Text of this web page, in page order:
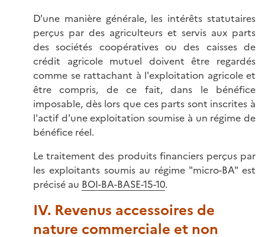
D'une manière générale, les intérêts statutaires
perçus par des agriculteurs et servis aux parts
des sociétés coopératives ou des caisses de
crédit agricole mutuel doivent être regardés
comme se rattachant à l'exploitation agricole et
être compris, de ce fait, dans le bénéfice
imposable, dès lors que ces parts sont inscrites à
l'actif d'une exploitation soumise à un régime de
bénéfice réel.
Le traitement des produits financiers perçus par
les exploitants soumis au régime "micro-BA" est
précisé au BOI-BA-BASE-15-10.
IV. Revenus accessoires de
nature commerciale et non